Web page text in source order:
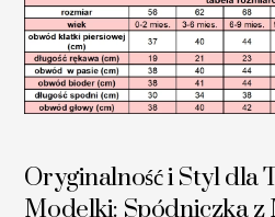
Oryginalność i Styl dla
Modelki: Spódniczka z